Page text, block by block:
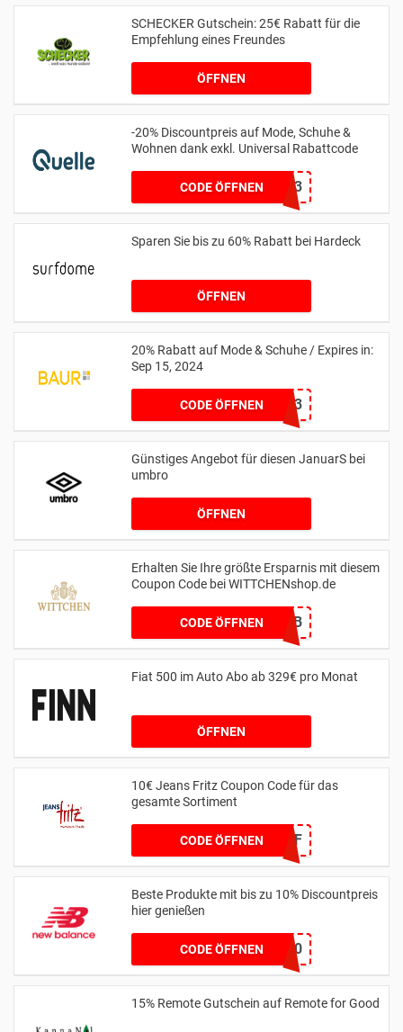
SCHECKER Gutschein: 25€ Rabatt für die
Empfehlung eines Freundes
ÖFFNEN
-20% Discountpreis auf Mode, Schuhe &
Wohnen dank exkl. Universal Rabattcode
CODE ÖFFNEN15013
Sparen Sie bis zu 60% Rabatt bei Hardeck
ÖFFNEN
20% Rabatt auf Mode & Schuhe / Expires in:
Sep 15, 2024
CODE ÖFFNEN11173
Günstiges Angebot für diesen JanuarS bei
umbro
ÖFFNEN
Erhalten Sie Ihre größte Ersparnis mit diesem
Coupon Code bei WITTCHENshop.de
CODE ÖFFNEN666EF2CB
Fiat 500 im Auto Abo ab 329€ pro Monat
ÖFFNEN
10€ Jeans Fritz Coupon Code für das
gesamte Sortiment
CODE ÖFFNENWCOM2JF
Beste Produkte mit bis zu 10% Discountpreis
hier genießen
CODE ÖFFNENHONEYNB10
15% Remote Gutschein auf Remote for Good